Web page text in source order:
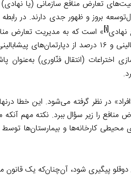
تعارض منافع سازمانی (یا نهادی)
بروز و ظهور جدی دارند. در رابطه
نهادی[۱] » است که به مدیریت تعارض
صنعت می‌پردازد. برای مثال بر اساس یک پیمایش ۲۷ درصد از دپارتمان‌های
اختراعات (انتقال فنّاوری) به‌عنوان
در نظر گرفته می‌شود. این خطا
را زیر سؤال ببرد. نکته مهم
محیطی کارخانه‌ها و بیمارستان‌ها
پیگیری شود، آن‌چنان‌که یک